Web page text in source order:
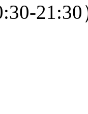
21:30